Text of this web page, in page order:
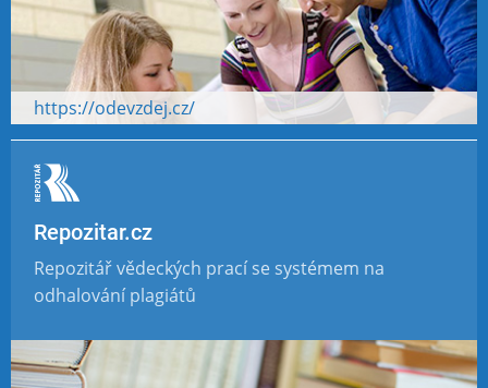
https://odevzdej.cz/
Repozitar.cz
Repozitář vědeckých prací se systémem na
odhalování plagiátů